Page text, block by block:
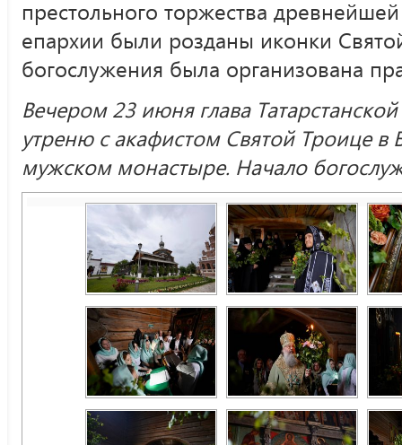
престольного торжества
епархии были розданы иконки
богослужения была организована
Вечером 23 июня глава
утреню с акафистом Святой Троице в
мужском монастыре. Начало